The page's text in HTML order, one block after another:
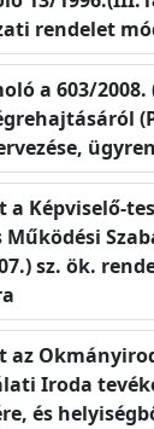
rendelet
a 603/2008.
a Képviselő-
Működési
sz. ök.
az
Iroda
és